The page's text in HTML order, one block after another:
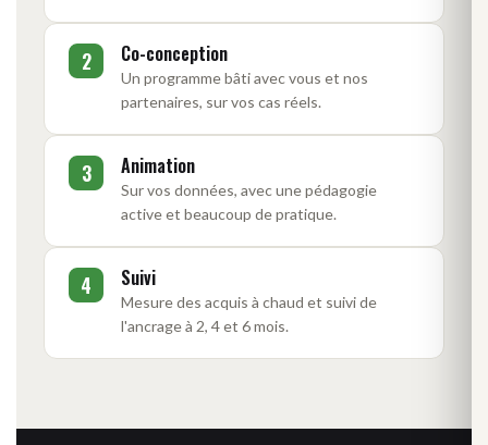
2 Co-conception
Un programme bâti avec vous et nos
partenaires, sur vos cas réels.
3 Animation
Sur vos données, avec une pédagogie
active et beaucoup de pratique.
4 Suivi
Mesure des acquis à chaud et suivi de
l'ancrage à 2, 4 et 6 mois.